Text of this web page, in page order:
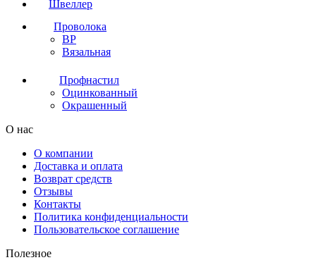
Швеллер
Проволока
ВР
Вязальная
Профнастил
Оцинкованный
Окрашенный
О нас
О компании
Доставка и оплата
Возврат средств
Отзывы
Контакты
Политика конфиденциальности
Пользовательское соглашение
Полезное